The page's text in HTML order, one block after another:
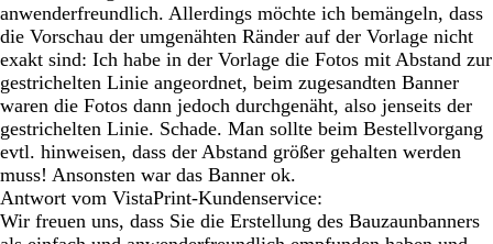
anwenderfreundlich. Allerdings möchte ich bemängeln, dass
die Vorschau der umgenähten Ränder auf der Vorlage nicht
exakt sind: Ich habe in der Vorlage die Fotos mit Abstand zur
gestrichelten Linie angeordnet, beim zugesandten Banner
waren die Fotos dann jedoch durchgenäht, also jenseits der
gestrichelten Linie. Schade. Man sollte beim Bestellvorgang
evtl. hinweisen, dass der Abstand größer gehalten werden
muss! Ansonsten war das Banner ok.
Antwort vom VistaPrint-Kundenservice:
Wir freuen uns, dass Sie die Erstellung des Bauzaunbanners